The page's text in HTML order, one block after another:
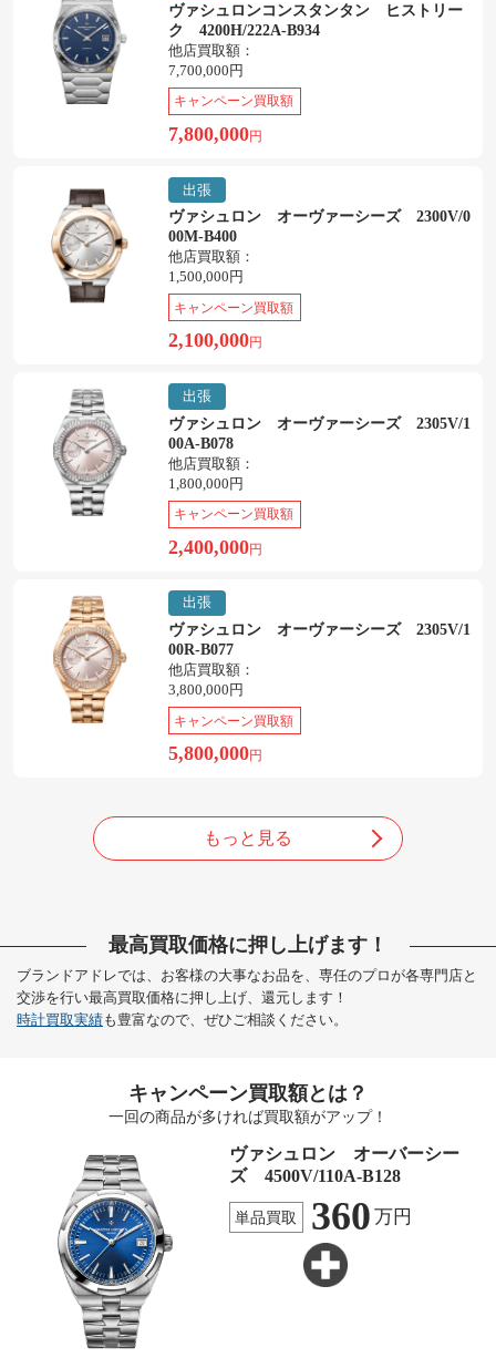
ヴァシュロンコンスタンタン ヒストリー
ク 4200H/222A-B934
他店買取額：
7,700,000円
キャンペーン買取額
7,800,000円
出張
ヴァシュロン オーヴァーシーズ 2300V/0
00M-B400
他店買取額：
1,500,000円
キャンペーン買取額
2,100,000円
出張
ヴァシュロン オーヴァーシーズ 2305V/1
00A-B078
他店買取額：
1,800,000円
キャンペーン買取額
2,400,000円
出張
ヴァシュロン オーヴァーシーズ 2305V/1
00R-B077
他店買取額：
3,800,000円
キャンペーン買取額
5,800,000円
もっと見る
最高買取価格に押し上げます！
ブランドアドレでは、お客様の大事なお品を、専任のプロが各専門店と
交渉を行い最高買取価格に押し上げ、還元します！
時計買取実績も豊富なので、ぜひご相談ください。
キャンペーン買取額とは？
一回の商品が多ければ買取額がアップ！
ヴァシュロン オーバーシー
ズ 4500V/110A-B128
単品買取 360 万円